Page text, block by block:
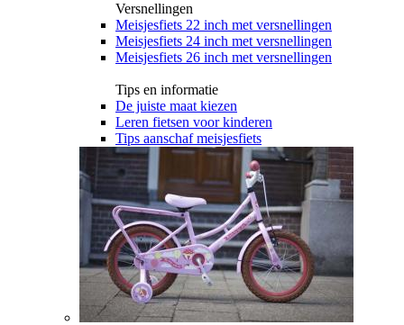
Versnellingen
Meisjesfiets 22 inch met versnellingen
Meisjesfiets 24 inch met versnellingen
Meisjesfiets 26 inch met versnellingen
Tips en informatie
De juiste maat kiezen
Leren fietsen voor kinderen
Tips aanschaf meisjesfiets